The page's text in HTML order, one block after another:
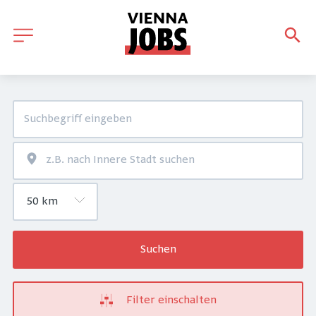
Suchen
Filter einschalten